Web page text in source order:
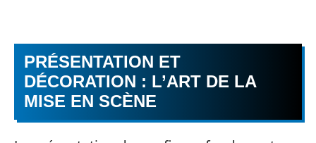
PRÉSENTATION ET
DÉCORATION : L’ART DE LA
MISE EN SCÈNE